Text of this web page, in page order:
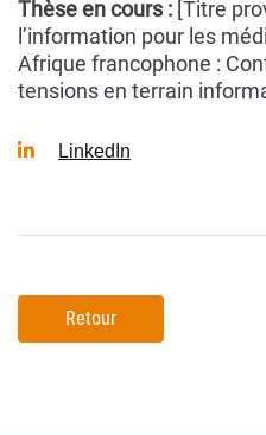
Thèse en cours : [Titre
l’information pour les
Afrique francophone :
tensions en terrain
LinkedIn
Retour